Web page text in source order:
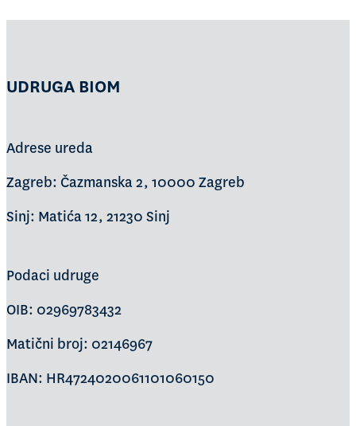
UDRUGA BIOM
Adrese ureda
Zagreb: Čazmanska 2, 10000 Zagreb
Sinj: Matića 12, 21230 Sinj
Podaci udruge
OIB: 02969783432
Matični broj: 02146967
IBAN: HR4724020061101060150